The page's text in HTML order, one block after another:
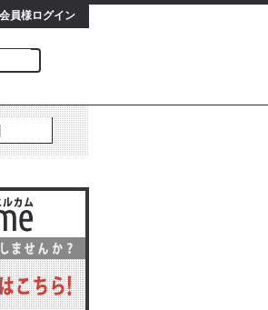
会員様ログイン
新規会員登録